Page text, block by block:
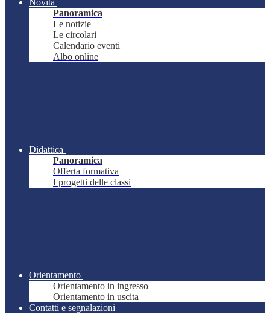
Novità
Panoramica
Le notizie
Le circolari
Calendario eventi
Albo online
Didattica
Panoramica
Offerta formativa
I progetti delle classi
Orientamento
Orientamento in ingresso
Orientamento in uscita
Contatti e segnalazioni